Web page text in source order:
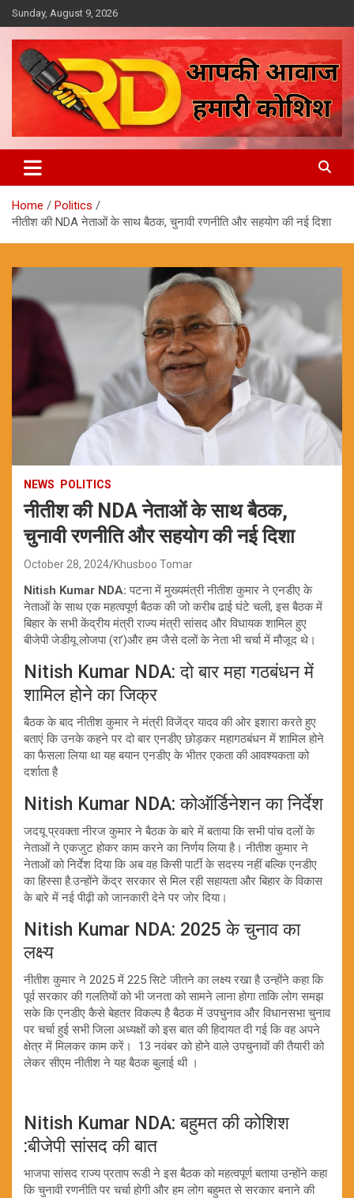
Skip
to
content
Sunday, August 9, 2026
Reporter Diaries
Home
Politics
नीतीश की NDA नेताओं के साथ बैठक, चुनावी रणनीति और सहयोग की नई दिशा
NEWS POLITICS
नीतीश की NDA नेताओं के साथ बैठक,
चुनावी रणनीति और सहयोग की नई दिशा
October 28, 2024 Khusboo Tomar
Nitish Kumar NDA: पटना में मुख्यमंत्री नीतीश कुमार ने एनडीए के
नेताओं के साथ एक महत्वपूर्ण बैठक की जो करीब ढाई घंटे चली, इस बैठक में
बिहार के सभी केंद्रीय मंत्री राज्य मंत्री सांसद और विधायक शामिल हुए
बीजेपी जेडीयू लोजपा (रा’)और हम जैसे दलों के नेता भी चर्चा में मौजूद थे।
Nitish Kumar NDA: दो बार महा गठबंधन में
शामिल होने का जिक्र
बैठक के बाद नीतीश कुमार ने मंत्री विजेंद्र यादव की ओर इशारा करते हुए
बताएं कि उनके कहने पर दो बार एनडीए छोड़कर महागठबंधन में शामिल होने
का फैसला लिया था यह बयान एनडीए के भीतर एकता की आवश्यकता को
दर्शाता है
Nitish Kumar NDA: कोऑर्डिनेशन का निर्देश
जदयू प्रवक्ता नीरज कुमार ने बैठक के बारे में बताया कि सभी पांच दलों के
नेताओं ने एकजुट होकर काम करने का निर्णय लिया है। नीतीश कुमार ने
नेताओं को निर्देश दिया कि अब वह किसी पार्टी के सदस्य नहीं बल्कि एनडीए
का हिस्सा है.उन्होंने केंद्र सरकार से मिल रही सहायता और बिहार के विकास
के बारे में नई पीढ़ी को जानकारी देने पर जोर दिया।
Nitish Kumar NDA: 2025 के चुनाव का
लक्ष्य
नीतीश कुमार ने 2025 में 225 सिटे जीतने का लक्ष्य रखा है उन्होंने कहा कि
पूर्व सरकार की गलतियों को भी जनता को सामने लाना होगा ताकि लोग समझ
सके कि एनडीए कैसे बेहतर विकल्प है बैठक में उपचुनाव और विधानसभा चुनाव
पर चर्चा हुई सभी जिला अध्यक्षों को इस बात की हिदायत दी गई कि वह अपने
क्षेत्र में मिलकर काम करें। 13 नवंबर को होने वाले उपचुनावों की तैयारी को
लेकर सीएम नीतीश ने यह बैठक बुलाई थी ।
Nitish Kumar NDA: बहुमत की कोशिश
:बीजेपी सांसद की बात
भाजपा सांसद राज्य प्रताप रूडी ने इस बैठक को महत्वपूर्ण बताया उन्होंने कहा
कि चुनावी रणनीति पर चर्चा होगी और हम लोग बहुमत से सरकार बनाने की